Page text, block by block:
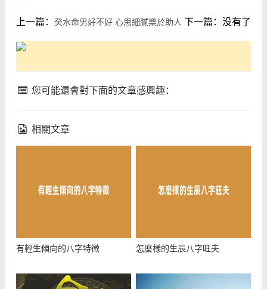
上一篇： 癸水命男好不好 心思細膩樂於助人 下一篇：没有了
您可能還會對下面的文章感興趣：
相關文章
有輕生傾向的八字特徵 怎麼樣的生辰八字旺夫